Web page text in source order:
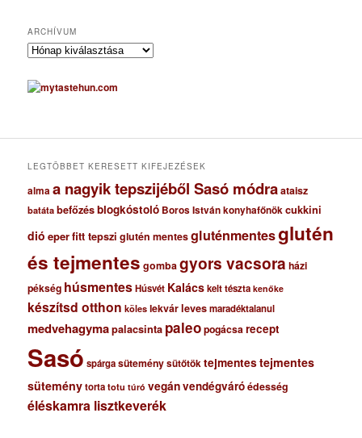
ARCHÍVUM
A
c
h
u
LEGTÖBBET KERESETT KIFEJEZÉSEK
almaa nagyik tepszijéből Sasó módraataisz
batáta befőzésblogkóstoló Boros István konyhafőnökcukkini
dió eperfitt tepszi glutén mentesgluténmentesglutén
és tejmentes gombagyors vacsora házi
pékség húsmentesHúsvét Kalácskelt tészta kenőke
készítsd otthon köles lekvárlevesmaradéktalanul
medvehagymapalacsinta paleopogácsarecept
Sasó spárgasüteménysütőtöktejmentestejmentes
süteménytorta totu túró vegánvendégváróédesség
éléskamra lisztkeverék